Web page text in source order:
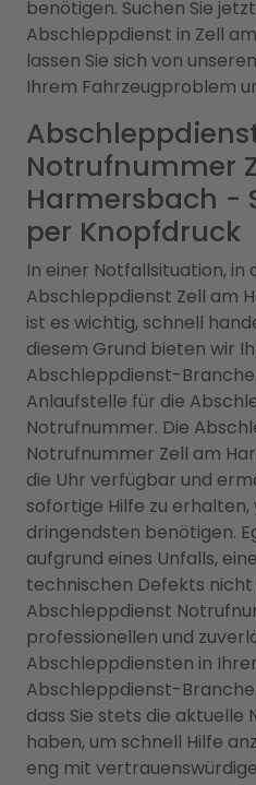
benötigen. Suchen Sie
Abschleppdienst in Zell
lassen Sie sich von
Ihrem Fahrzeugproblem
Notrufnummer
Harmersbach -
per Knopfdruck
In einer Notfallsituation, in
Abschleppdienst Zell am
ist es wichtig, schnell
diesem Grund bieten wir
Abschleppdienst-
Anlaufstelle für die
Notrufnummer. Die
Notrufnummer Zell am
die Uhr verfügbar und
sofortige Hilfe zu erhalten,
dringendsten benötigen.
aufgrund eines Unfalls,
technischen Defekts
Abschleppdienst
professionellen und
Abschleppdiensten in
Abschleppdienst-
dass Sie stets die aktuelle
haben, um schnell Hilfe
eng mit